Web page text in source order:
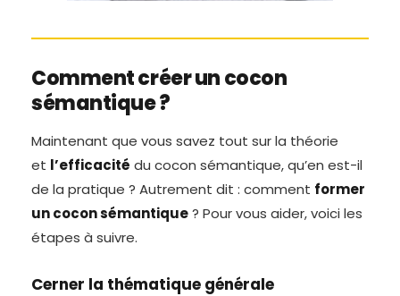
Comment créer un cocon
sémantique ?
Maintenant que vous savez tout sur la théorie
et l’efficacité du cocon sémantique, qu’en est-il
de la pratique ? Autrement dit : comment former
un cocon sémantique? Pour vous aider, voici les
étapes à suivre.
Cerner la thématique générale